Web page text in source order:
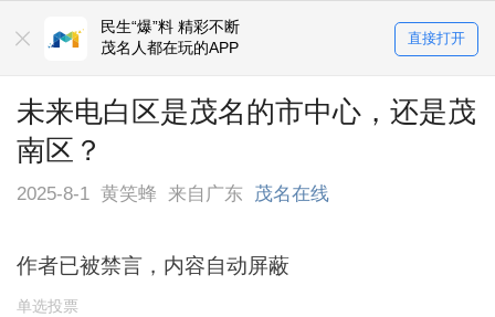
民生“爆”料 精彩不断
茂名人都在玩的APP
直接打开
未来电白区是茂名的市中心，还是茂
南区？
2025-8-1 黄笑蜂 来自广东 茂名在线
作者已被禁言，内容自动屏蔽
单选投票